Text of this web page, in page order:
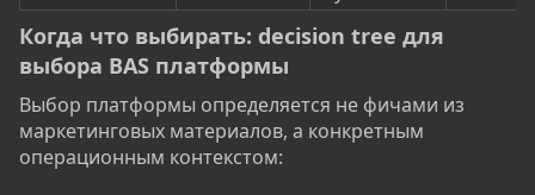
Когда что выбирать: decision tree для
выбора BAS платформы​
Выбор платформы определяется не фичами из
маркетинговых материалов, а конкретным
операционным контекстом: